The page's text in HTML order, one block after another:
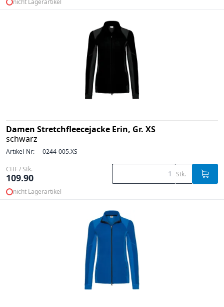
Damen Stretchfleecejacke Erin, Gr. XS
schwarz
Artikel-Nr: 0244-005.XS
CHF / Stk.
109.90 Stk.
nicht Lagerartikel